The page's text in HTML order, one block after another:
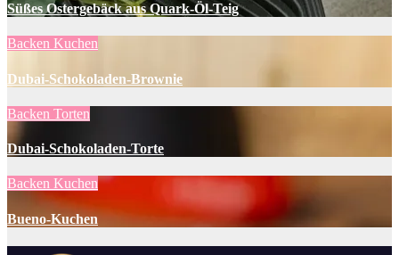
Süßes Ostergebäck aus Quark-Öl-Teig
Backen Kuchen
Dubai-Schokoladen-Brownie
Backen Torten
Dubai-Schokoladen-Torte
Backen Kuchen
Bueno-Kuchen